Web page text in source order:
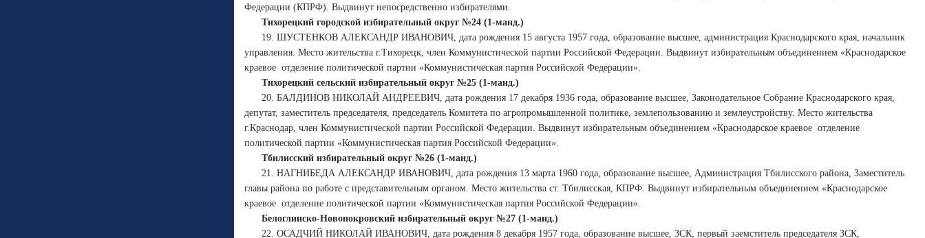
Федерации (КПРФ). Выдвинут непосредственно избирателями.
Тихорецкий городской избирательный округ №24 (1-манд.)
19. ШУСТЕНКОВ АЛЕКСАНДР ИВАНОВИЧ, дата рождения 15 августа 1957 года, образование высшее, администрация Краснодарского края, начальник
управления. Место жительства г.Тихорецк, член Коммунистической партии Российской Федерации. Выдвинут избирательным объединением «Краснодарское
краевое отделение политической партии «Коммунистическая партия Российской Федерации».
Тихорецкий сельский избирательный округ №25 (1-манд.)
20. БАЛДИНОВ НИКОЛАЙ АНДРЕЕВИЧ, дата рождения 17 декабря 1936 года, образование высшее, Законодательное Собрание Краснодарского края,
депутат, заместитель председателя, председатель Комитета по агропромышленной политике, землепользованию и землеустройству. Место жительства
г.Краснодар, член Коммунистической партии Российской Федерации. Выдвинут избирательным объединением «Краснодарское краевое отделение
политической партии «Коммунистическая партия Российской Федерации».
Тбилисский избирательный округ №26 (1-манд.)
21. НАГНИБЕДА АЛЕКСАНДР ИВАНОВИЧ, дата рождения 13 марта 1960 года, образование высшее, Администрация Тбилисского района, Заместитель
главы района по работе с представительным органом. Место жительства ст. Тбилисская, КПРФ. Выдвинут избирательным объединением «Краснодарское
краевое отделение политической партии «Коммунистическая партия Российской Федерации».
Белоглинско-Новопокровский избирательный округ №27 (1-манд.)
22. ОСАДЧИЙ НИКОЛАЙ ИВАНОВИЧ, дата рождения 8 декабря 1957 года, образование высшее, ЗСК, первый заемститель председателя ЗСК,